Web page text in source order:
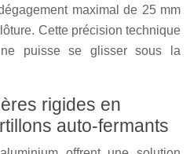
maximal de 25 mm
Cette précision technique
ne puisse se glisser sous la
rigides en
auto-fermants